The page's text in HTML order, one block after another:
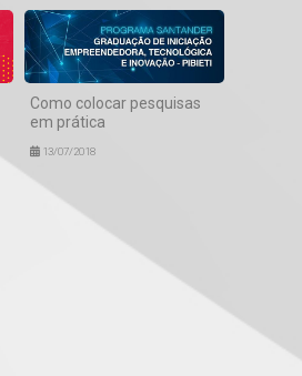
Como colocar pesquisas
em prática
13/07/2018